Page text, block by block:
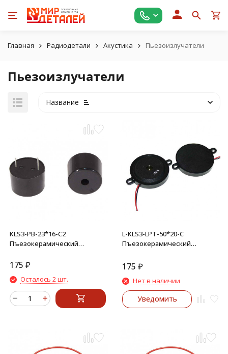
Главная Радиодетали Акустика Пьезоизлучатели
Пьезоизлучатели
Название
KLS3-PB-23*16-C2
Пъезокерамический
175 ₽
Осталось 2 шт.
L-KLS3-LPT-50*20-C
Пъезокерамический
175 ₽
Нет в наличии
Уведомить